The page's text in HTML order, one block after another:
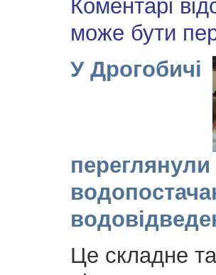
Коментарі
може бути
У Дрогобичі
Це складне